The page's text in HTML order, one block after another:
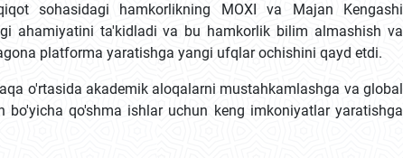
sohasidagi hamkorlikning MOXI va Majan Kengashi
ahamiyatini ta'kidladi va bu hamkorlik bilim almashish va
platforma yaratishga yangi ufqlar ochishini qayd etdi.
o'rtasida akademik aloqalarni mustahkamlashga va global
bo'yicha qo'shma ishlar uchun keng imkoniyatlar yaratishga